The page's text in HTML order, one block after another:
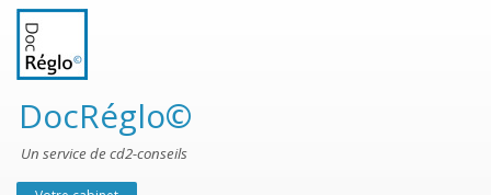
DocRéglo©
Un service de cd2-conseils